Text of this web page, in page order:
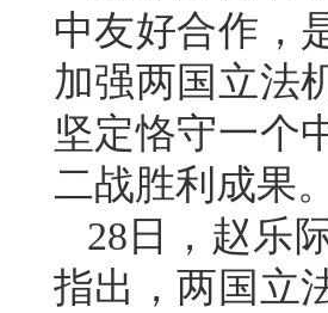
中友好合作，
加强两国立法
坚定恪守一个
二战胜利成果。
28日，赵乐
指出，两国立